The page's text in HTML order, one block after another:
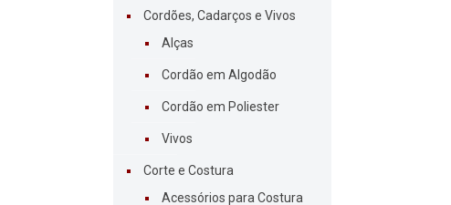
Cordões, Cadarços e Vivos
Alças
Cordão em Algodão
Cordão em Poliester
Vivos
Corte e Costura
Acessórios para Costura